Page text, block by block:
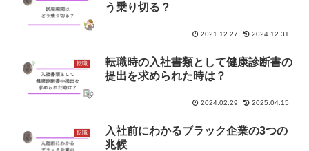
う乗り切る？
2021.12.27 2024.12.31
転職
転職時の入社書類として健康診断書の
提出を求められた時は？
2024.02.29 2025.04.15
転職
入社前にわかるブラック企業の3つの
兆候